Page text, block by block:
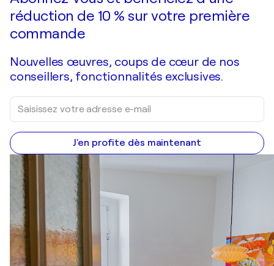
réduction de 10 % sur votre première
commande
Nouvelles œuvres, coups de cœur de nos
conseillers, fonctionnalités exclusives.
J'en profite dès maintenant